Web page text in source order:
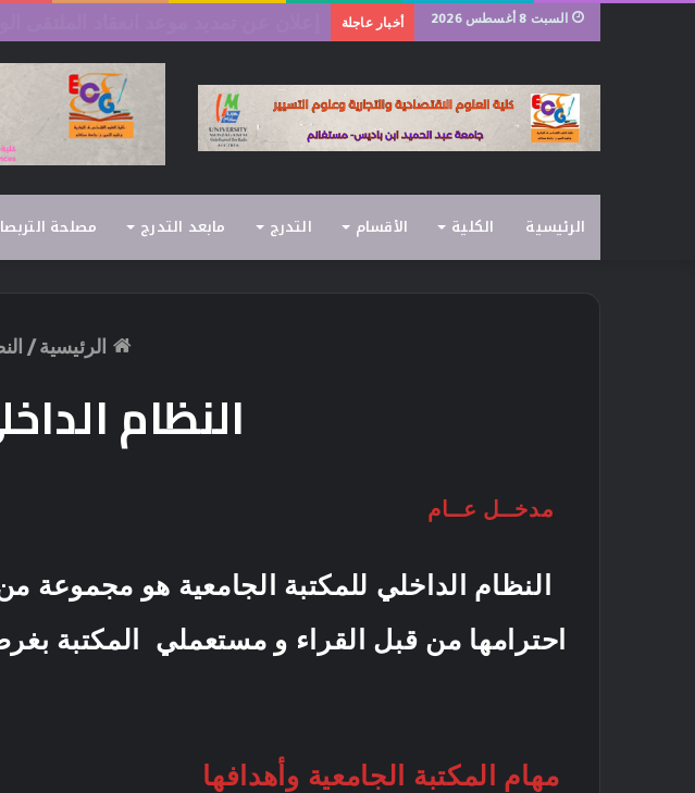
السبت 8 أغسطس 2026 أخبار عاجلة
الرئيسية الكلية الأقسام التدرج مابعد التدرج مصلحة
الرئيسية/
النظام
مدخــل عــام
النظام الداخلي للمكتبة الجامعية هو مجموعة من
احترامها من قبل القراء و مستعملي المكتبة
مهام المكتبة الجامعية وأهدافها